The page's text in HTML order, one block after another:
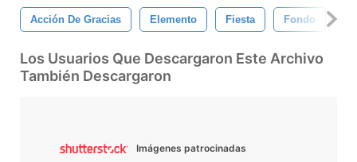
Acción De Gracias Elemento Fiesta Fondo
Los Usuarios Que Descargaron Este Archivo
También Descargaron
Imágenes patrocinadas